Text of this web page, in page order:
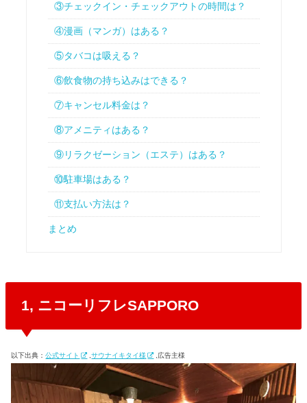
③チェックイン・チェックアウトの時間は？
④漫画（マンガ）はある？
⑤タバコは吸える？
⑥飲食物の持ち込みはできる？
⑦キャンセル料金は？
⑧アメニティはある？
⑨リラクゼーション（エステ）はある？
⑩駐車場はある？
⑪支払い方法は？
まとめ
1, ニコーリフレSAPPORO
以下出典：公式サイト ,サウナイキタイ様 ,広告主様